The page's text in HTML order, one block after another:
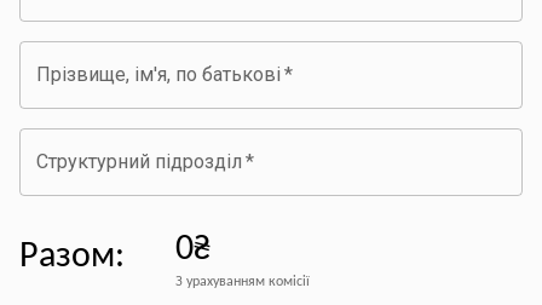
Прізвище, ім'я, по батькові *
Структурний підрозділ *
Разом: 0₴
З урахуванням комісії